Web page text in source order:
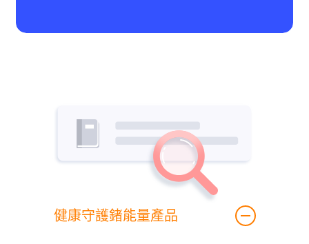
健康守護鍺能量產品